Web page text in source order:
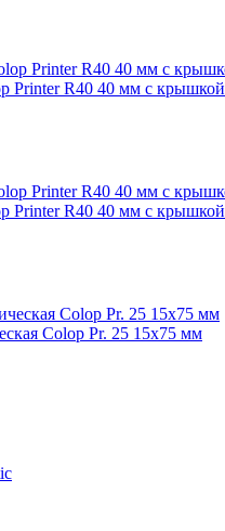
Printer R40 40 мм с
Printer R40 40 мм с
Colop Pr. 25 15x75 мм